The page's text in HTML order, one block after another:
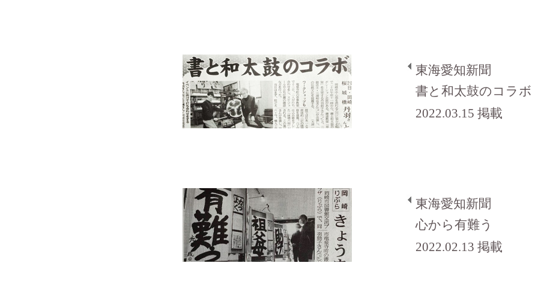
東海愛知新聞
書と和太鼓のコラボ
2022.03.15 掲載
東海愛知新聞
心から有難う
2022.02.13 掲載